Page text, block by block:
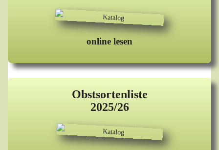
online lesen
Obstsortenliste
2025/26